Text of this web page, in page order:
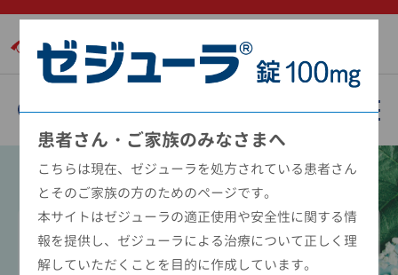
患者さん・ご家族のみなさまへ
こちらは現在、ゼジューラを処方されている患者さん
とそのご家族の方のためのページです。
本サイトはゼジューラの適正使用や安全性に関する情
報を提供し、ゼジューラによる治療について正しく理
解していただくことを目的に作成しています。
武田薬品工業株式会社
動画で見るゼジューラ
動画でみるゼジューラ